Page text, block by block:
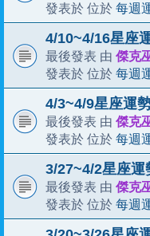
發表於 位於 每週
4/10~4/16星座
最後發表 由 傑克
發表於 位於 每週
4/3~4/9星座運
最後發表 由 傑克
發表於 位於 每週
3/27~4/2星座運
最後發表 由 傑克
發表於 位於 每週